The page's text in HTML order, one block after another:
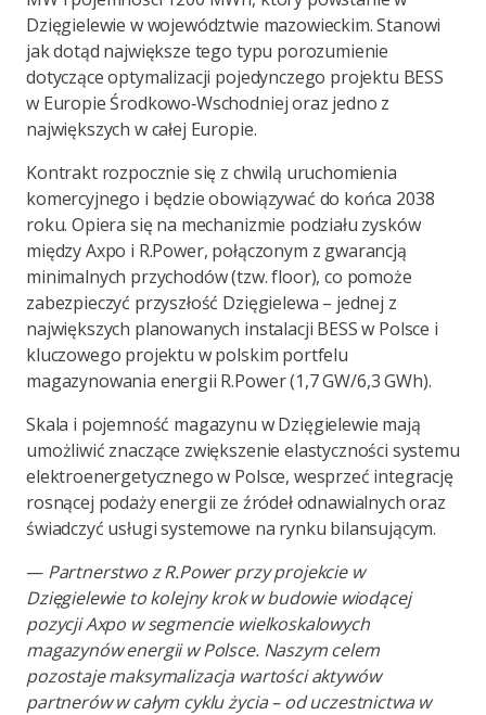
Dzięgielewie w województwie mazowieckim. Stanowi
jak dotąd największe tego typu porozumienie
dotyczące optymalizacji pojedynczego projektu BESS
w Europie Środkowo‑Wschodniej oraz jedno z
największych w całej Europie.
Kontrakt rozpocznie się z chwilą uruchomienia
komercyjnego i będzie obowiązywać do końca 2038
roku. Opiera się na mechanizmie podziału zysków
między Axpo i R.Power, połączonym z gwarancją
minimalnych przychodów (tzw. floor), co pomoże
zabezpieczyć przyszłość Dzięgielewa – jednej z
największych planowanych instalacji BESS w Polsce i
kluczowego projektu w polskim portfelu
magazynowania energii R.Power (1,7 GW/6,3 GWh).
Skala i pojemność magazynu w Dzięgielewie mają
umożliwić znaczące zwiększenie elastyczności systemu
elektroenergetycznego w Polsce, wesprzeć integrację
rosnącej podaży energii ze źródeł odnawialnych oraz
świadczyć usługi systemowe na rynku bilansującym.
— Partnerstwo z R.Power przy projekcie w
Dzięgielewie to kolejny krok w budowie wiodącej
pozycji Axpo w segmencie wielkoskalowych
magazynów energii w Polsce. Naszym celem
pozostaje maksymalizacja wartości aktywów
partnerów w całym cyklu życia – od uczestnictwa w